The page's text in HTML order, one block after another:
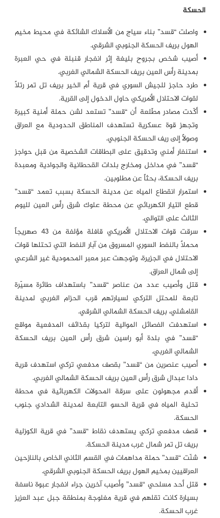
الحسكة
واصلت “قسد” بناء سياج من الأسلاك الشائكة في محيط مخيم
الهول بريف الحسكة الجنوبي الشرقي.
أصيب شخص بجروح بليغة إثر انفجار قنبلة في حي العبرة
بمدينة رأس العين بريف الحسكة الشمالي الغربي.
طرد حاجز للجيش السوري في قرية أم الخير بريف تل تمر رتلاً
لقوات الاحتلال الأمريكي حاول الدخول إلى القرية.
أكّدت مصادر مطّلعة أن “قسد” تستعد لشن حملة أمنية كبيرة
وتجهز قوة عسكرية تستهدف المناطق الحدودية مع العراق
وصولاً إلى ريف الحسكة الجنوبي.
استنفار أمني وتدقيق على البطاقات الشخصية من قبل حواجز
“قسد” في مداخل ومخارج بلدات القحطانية والجوادية ومعبدة
بريف الحسكة، بحثاً عن مطلوبين.
استمرار انقطاع المياه عن مدينة الحسكة بسبب تعمد “قسد”
قطع التيار الكهربائي عن محطة علوك شرق رأس العين لليوم
الثالث على التوالي.
سرقت قوات الاحتلال الأمريكي قافلة مؤلفة من 43 صهريجاً
محملاً بالنفط السوري المسروق من آبار النفط التي تحتلها قوات
الاحتلال في الجزيرة، وتوجهت عبر معبر المحمودية غير الشرعي
إلى شمال العراق.
قتل وأصيب عدد من عناصر “قسد” باستهداف طائرة مسيّرة
تابعة للمحتل التركي لسيارتهم قرب الحزام الغربي لمدينة
القامشلي، بريف الحسكة الشمالي الشرقي.
استهدفت الفصائل الموالية لتركيا بقذائف المدفعية مواقع
“قسد” في بلدة أبو راسين شرق رأس العين بريف الحسكة
الشمالي الغربي.
أصيب عنصرين من “قسد” بقصف مدفعي تركي استهدف قرية
دادا عبدال شرق رأس العين بريف الحسكة الشمالي الغربي.
أقدم مجهولون على سرقة المحولات الكهربائية في محطة
تحلية المياه في قرية الحسو التابعة لمدينة الشدادي جنوب
الحسكة.
قصف مدفعي تركي يستهدف نقاط “قسد” في قرية الكوزلية
بريف تل تمر شمال غرب مدينة الحسكة.
شنّت “قسد” حملة مداهمات في القسم الثاني الخاص بالنازحين
العراقيين بمخيم الهول بريف الحسكة الجنوبي الشرقي.
قتل أحد مسلحي “قسد” وأصيب آخرين جراء انفجار عبوة ناسفة
بسيارة كانت تقلهم في قرية مغلوجة بمنطقة جبل عبد العزيز
غرب الحسكة.